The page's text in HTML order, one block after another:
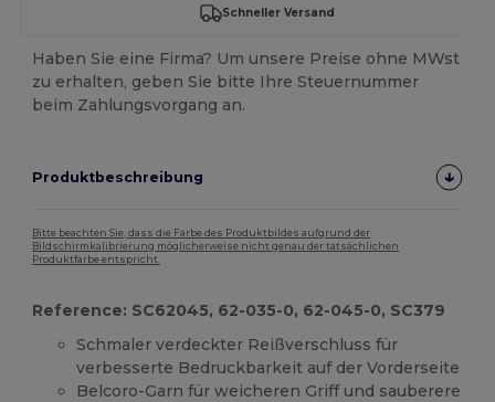
Schneller Versand
Haben Sie eine Firma? Um unsere Preise ohne MWst
zu erhalten, geben Sie bitte Ihre Steuernummer
beim Zahlungsvorgang an.
Produktbeschreibung
Bitte beachten Sie, dass die Farbe des Produktbildes aufgrund der
Bildschirmkalibrierung möglicherweise nicht genau der tatsächlichen
Produktfarbe entspricht.
Reference: SC62045, 62-035-0, 62-045-0, SC379
Schmaler verdeckter Reißverschluss für
verbesserte Bedruckbarkeit auf der Vorderseite
Belcoro-Garn für weicheren Griff und sauberere